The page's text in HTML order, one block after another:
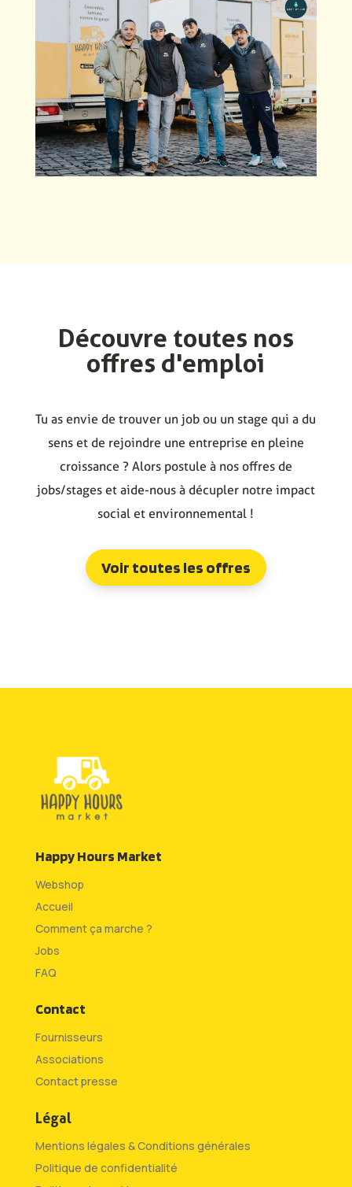
Découvre toutes nos
offres d'emploi
Tu as envie de trouver un job ou un stage qui a du
sens et de rejoindre une entreprise en pleine
croissance ? Alors postule à nos offres de
jobs/stages et aide-nous à décupler notre impact
social et environnemental !
Voir toutes les offres
Happy Hours Market
Webshop
Accueil
Comment ça marche ?
Jobs
FAQ
Contact
Fournisseurs
Associations
Contact presse
Légal
Mentions légales & Conditions générales
Politique de confidentialité